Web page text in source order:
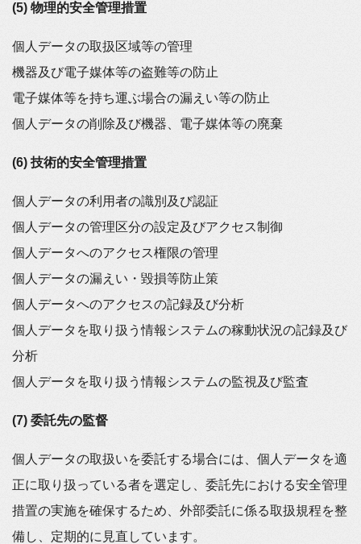
(5) 物理的安全管理措置
個人データの取扱区域等の管理
機器及び電子媒体等の盗難等の防止
電子媒体等を持ち運ぶ場合の漏えい等の防止
個人データの削除及び機器、電子媒体等の廃棄
(6) 技術的安全管理措置
個人データの利用者の識別及び認証
個人データの管理区分の設定及びアクセス制御
個人データへのアクセス権限の管理
個人データの漏えい・毀損等防止策
個人データへのアクセスの記録及び分析
個人データを取り扱う情報システムの稼動状況の記録及び
分析
個人データを取り扱う情報システムの監視及び監査
(7) 委託先の監督
個人データの取扱いを委託する場合には、個人データを適
正に取り扱っている者を選定し、委託先における安全管理
措置の実施を確保するため、外部委託に係る取扱規程を整
備し、定期的に見直しています。